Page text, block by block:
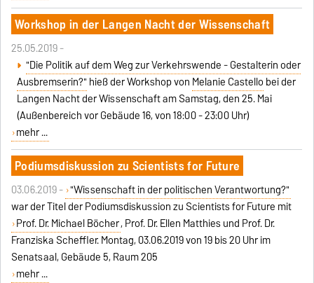
Workshop in der Langen Nacht der Wissenschaft
25.05.2019 -
"Die Politik auf dem Weg zur Verkehrswende - Gestalterin oder
Ausbremserin?" hieß der Workshop von Melanie Castello bei der
Langen Nacht der Wissenschaft am Samstag, den 25. Mai
(Außenbereich vor Gebäude 16, von 18:00 - 23:00 Uhr)
mehr ...
Podiumsdiskussion zu Scientists for Future
03.06.2019 - "Wissenschaft in der politischen Verantwortung?"
war der Titel der Podiumsdiskussion zu Scientists for Future mit
Prof. Dr. Michael Böcher, Prof. Dr. Ellen Matthies und Prof. Dr.
Franziska Scheffler. Montag, 03.06.2019 von 19 bis 20 Uhr im
Senatsaal, Gebäude 5, Raum 205
mehr ...